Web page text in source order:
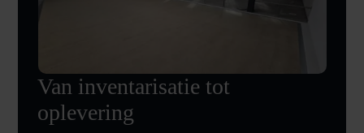
Van inventarisatie tot
oplevering